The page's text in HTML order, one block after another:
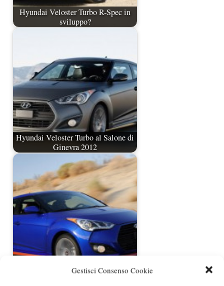
Gestisci Consenso Cookie
Hyundai Veloster Turbo R-Spec in
sviluppo?
Hyundai Veloster Turbo al Salone di
Ginevra 2012
febbraio negli USA